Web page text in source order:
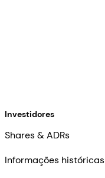
Investidores
Shares & ADRs
Informações históricas